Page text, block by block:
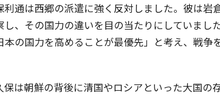
利通は西郷の派遣に強く反対しました。彼は岩
し、その国力の違いを目の当たりにしていまし
本の国力を高めることが最優先」と考え、戦争
保は朝鮮の背後に清国やロシアといった大国の